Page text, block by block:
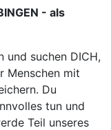
- als
und suchen DICH,
Menschen mit
Du
tun und
Teil unseres